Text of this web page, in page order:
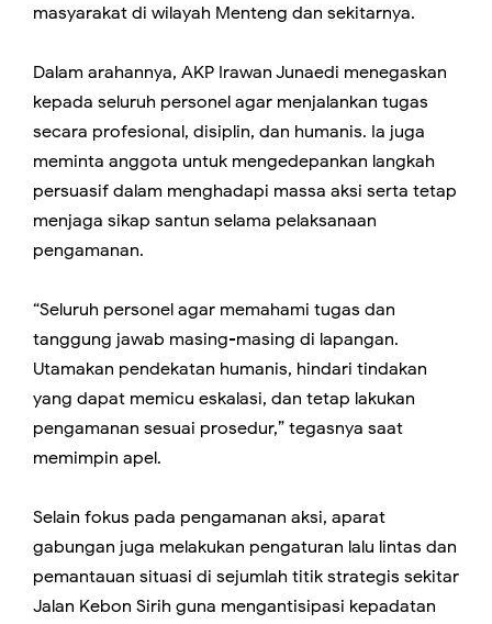
masyarakat di wilayah Menteng dan sekitarnya.
Dalam arahannya, AKP Irawan Junaedi menegaskan
kepada seluruh personel agar menjalankan tugas
secara profesional, disiplin, dan humanis. Ia juga
meminta anggota untuk mengedepankan langkah
persuasif dalam menghadapi massa aksi serta tetap
menjaga sikap santun selama pelaksanaan
pengamanan.
“Seluruh personel agar memahami tugas dan
tanggung jawab masing-masing di lapangan.
Utamakan pendekatan humanis, hindari tindakan
yang dapat memicu eskalasi, dan tetap lakukan
pengamanan sesuai prosedur,” tegasnya saat
memimpin apel.
Selain fokus pada pengamanan aksi, aparat
gabungan juga melakukan pengaturan lalu lintas dan
pemantauan situasi di sejumlah titik strategis sekitar
Jalan Kebon Sirih guna mengantisipasi kepadatan